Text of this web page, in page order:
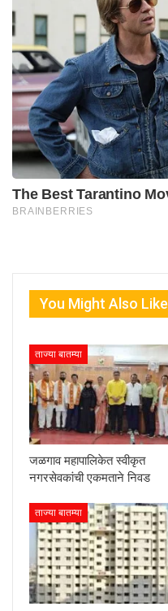
You Might Also Like
ताज्या बातम्या
जळगाव महापालिकेत स्वीकृत
नगरसेवकांची एकमताने निवड
ताज्या बातम्या